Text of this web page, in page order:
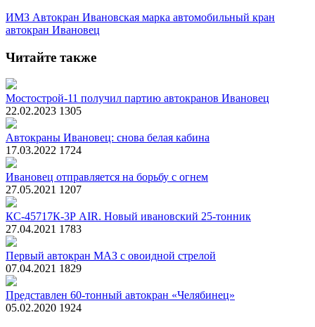
ИМЗ Автокран Ивановская марка автомобильный кран
автокран Ивановец
Читайте также
Мостострой-11 получил партию автокранов Ивановец
22.02.2023 1305
Автокраны Ивановец: снова белая кабина
17.03.2022 1724
Ивановец отправляется на борьбу с огнем
27.05.2021 1207
КС-45717К-3Р AIR. Новый ивановский 25-тонник
27.04.2021 1783
Первый автокран МАЗ с овоидной стрелой
07.04.2021 1829
Представлен 60-тонный автокран «Челябинец»
05.02.2020 1924